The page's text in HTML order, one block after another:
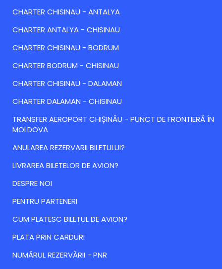
CHARTER CHISINAU - ANTALYA
CHARTER ANTALYA - CHISINAU
CHARTER CHISINAU - BODRUM
CHARTER BODRUM - CHISINAU
CHARTER CHISINAU - DALAMAN
CHARTER DALAMAN - CHISINAU
TRANSFER AEROPORT CHIȘINĂU - PUNCT DE FRONTIERĂ ÎN
MOLDOVA
ANULAREA REZERVARII BILETULUI?
LIVRAREA BILETELOR DE AVION?
DESPRE NOI
PENTRU PARTENERI
CUM PLATESC BILETUL DE AVION?
PLATA PRIN CARDURI
NUMĂRUL REZERVĂRII - PNR